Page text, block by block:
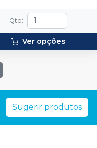
Qtd :
Ver opções
Sugerir produtos